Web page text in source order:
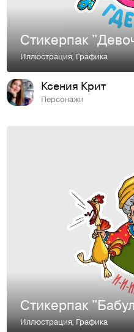
Иллюстрация,Графика
Ксения Крит
Персонажи
Иллюстрация,Графика